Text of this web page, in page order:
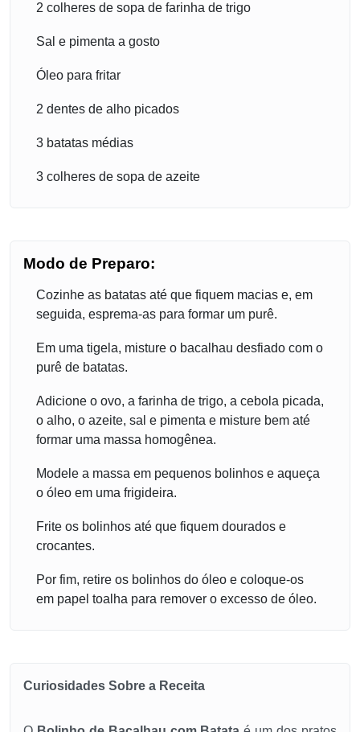
2 colheres de sopa de farinha de trigo
Sal e pimenta a gosto
Óleo para fritar
2 dentes de alho picados
3 batatas médias
3 colheres de sopa de azeite
Modo de Preparo:
Cozinhe as batatas até que fiquem macias e, em
seguida, esprema-as para formar um purê.
Em uma tigela, misture o bacalhau desfiado com o
purê de batatas.
Adicione o ovo, a farinha de trigo, a cebola picada,
o alho, o azeite, sal e pimenta e misture bem até
formar uma massa homogênea.
Modele a massa em pequenos bolinhos e aqueça
o óleo em uma frigideira.
Frite os bolinhos até que fiquem dourados e
crocantes.
Por fim, retire os bolinhos do óleo e coloque-os
em papel toalha para remover o excesso de óleo.
Curiosidades Sobre a Receita